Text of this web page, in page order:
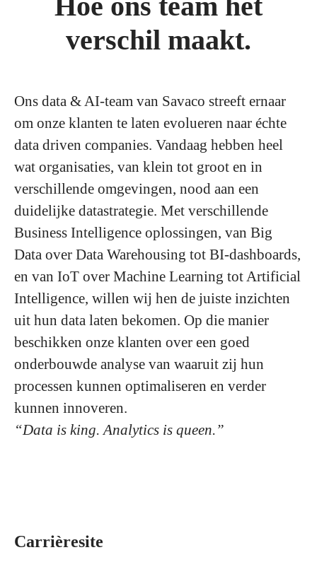
verschil maakt.
Ons data & AI-team van Savaco streeft ernaar
om onze klanten te laten evolueren naar échte
data driven companies. Vandaag hebben heel
wat organisaties, van klein tot groot en in
verschillende omgevingen, nood aan een
duidelijke datastrategie. Met verschillende
Business Intelligence oplossingen, van Big
Data over Data Warehousing tot BI-dashboards,
en van IoT over Machine Learning tot Artificial
Intelligence, willen wij hen de juiste inzichten
uit hun data laten bekomen. Op die manier
beschikken onze klanten over een goed
onderbouwde analyse van waaruit zij hun
processen kunnen optimaliseren en verder
kunnen innoveren.
“Data is king. Analytics is queen.”
Carrièresite